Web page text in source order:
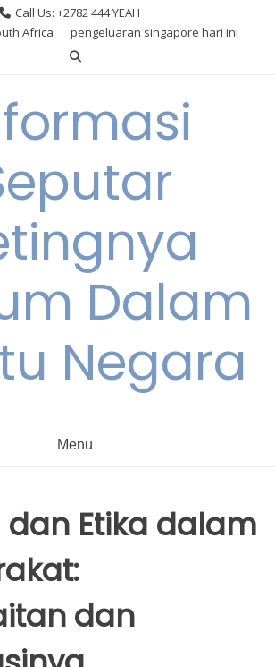
Call Us: +2782 444 YEAH
Africa
pengeluaran singapore hari ini
Dalam
Negara
Menu
dan Etika dalam
dan